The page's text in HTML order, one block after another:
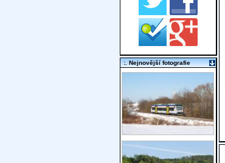
:. Nejnovější fotografie